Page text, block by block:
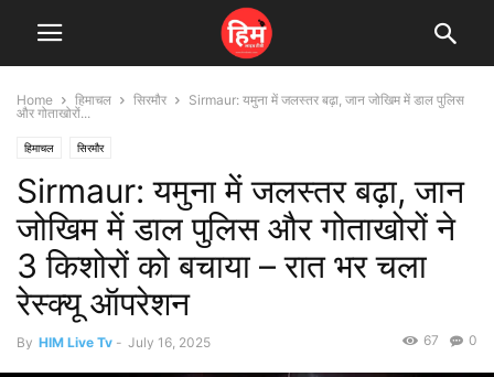
Home हिमाचल सिरमौर
Sirmaur: यमुना में जलस्तर बढ़ा, जान जोखिम में डाल पुलिस
और गोताखोरों...
हिमाचल सिरमौर
Sirmaur: यमुना में जलस्तर बढ़ा, जान
जोखिम में डाल पुलिस और गोताखोरों ने
3 किशोरों को बचाया – रात भर चला
रेस्क्यू ऑपरेशन
By HIM Live Tv - July 16, 2025 0
67